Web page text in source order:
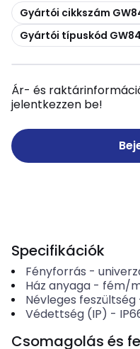
Másolás
Gyártói cikkszám
Másolás
Gyártói típuskód
Ár- és
jelentkezzen be!
Specifikációk
Fényforrás -
Ház anyaga- fém/
Névleges feszültség
Védettség (IP) -
Csomagolás és